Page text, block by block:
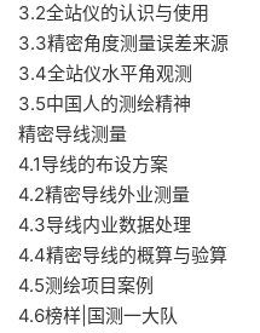
3.2全站仪的认识与使用
3.3精密角度测量误差来源
3.4全站仪水平角观测
3.5中国人的测绘精神
精密导线测量
4.1导线的布设方案
4.2精密导线外业测量
4.3导线内业数据处理
4.4精密导线的概算与验算
4.5测绘项目案例
4.6榜样|国测一大队